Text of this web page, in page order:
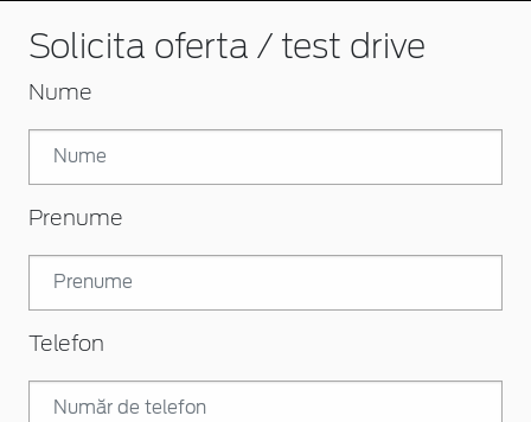
Solicita oferta / test drive
Nume
Prenume
Telefon